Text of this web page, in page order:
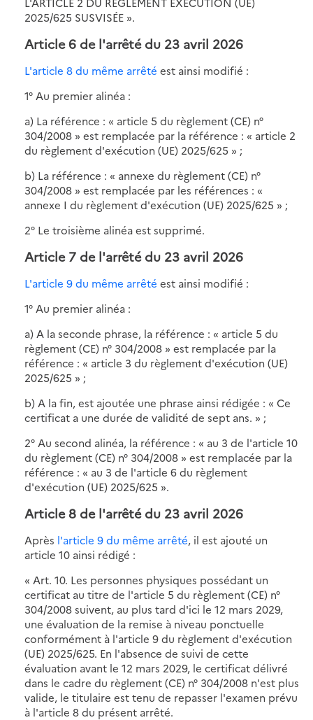
2025/625 SUSVISÉE ».
Article 6 de l'arrêté du 23 avril 2026
L'article 8 du même arrêté est ainsi modifié :
1° Au premier alinéa :
a) La référence : « article 5 du règlement (CE) n°
304/2008 » est remplacée par la référence : « article 2
du règlement d'exécution (UE) 2025/625 » ;
b) La référence : « annexe du règlement (CE) n°
304/2008 » est remplacée par les références : «
annexe I du règlement d'exécution (UE) 2025/625 » ;
2° Le troisième alinéa est supprimé.
Article 7 de l'arrêté du 23 avril 2026
L'article 9 du même arrêté est ainsi modifié :
1° Au premier alinéa :
a) A la seconde phrase, la référence : « article 5 du
règlement (CE) n° 304/2008 » est remplacée par la
référence : « article 3 du règlement d'exécution (UE)
2025/625 » ;
b) A la fin, est ajoutée une phrase ainsi rédigée : « Ce
certificat a une durée de validité de sept ans. » ;
2° Au second alinéa, la référence : « au 3 de l'article 10
du règlement (CE) n° 304/2008 » est remplacée par la
référence : « au 3 de l'article 6 du règlement
d'exécution (UE) 2025/625 ».
Article 8 de l'arrêté du 23 avril 2026
Après l'article 9 du même arrêté, il est ajouté un
article 10 ainsi rédigé :
« Art. 10. Les personnes physiques possédant un
certificat au titre de l'article 5 du règlement (CE) n°
304/2008 suivent, au plus tard d'ici le 12 mars 2029,
une évaluation de la remise à niveau ponctuelle
conformément à l'article 9 du règlement d'exécution
(UE) 2025/625. En l'absence de suivi de cette
évaluation avant le 12 mars 2029, le certificat délivré
dans le cadre du règlement (CE) n° 304/2008 n'est plus
valide, le titulaire est tenu de repasser l'examen prévu
à l'article 8 du présent arrêté.